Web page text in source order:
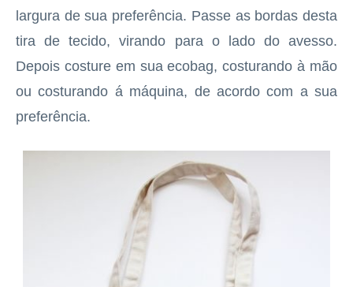
largura de sua preferência. Passe as bordas desta
tira de tecido, virando para o lado do avesso.
Depois costure em sua ecobag, costurando à mão
ou costurando á máquina, de acordo com a sua
preferência.